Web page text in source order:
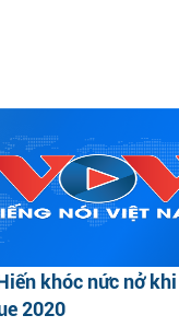
khóc nức nở
2020